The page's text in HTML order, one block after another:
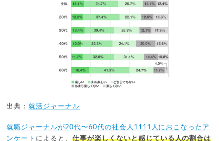
出典：就活ジャーナル
就職ジャーナルが20代〜60代の社会人1111人におこなったア
ンケート によると、仕事が楽しくないと感じている人の割合は